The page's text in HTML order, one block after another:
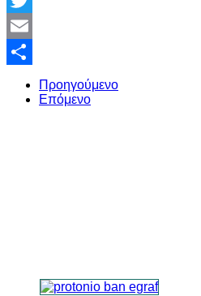
Twitter
Email
Share
Προηγούμενο
Επόμενο